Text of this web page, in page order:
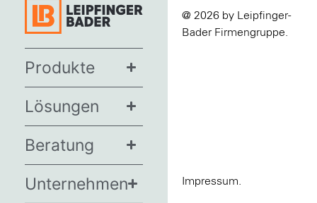
Produkte
Lösungen
Beratung
Unternehmen
@ 2026 by Leipfinger-
Bader Firmengruppe.
Impressum.